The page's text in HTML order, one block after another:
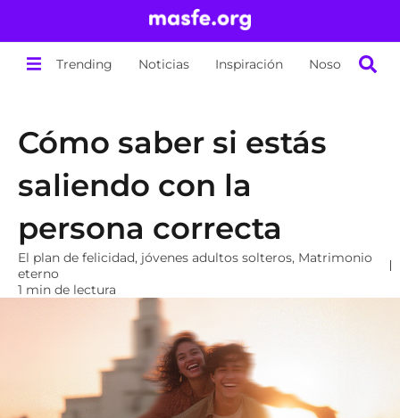
Trending Noticias Inspiración Nosotros
Cómo saber si estás
saliendo con la
persona correcta
El plan de felicidad, jóvenes adultos solteros, Matrimonio
eterno
1 min de lectura